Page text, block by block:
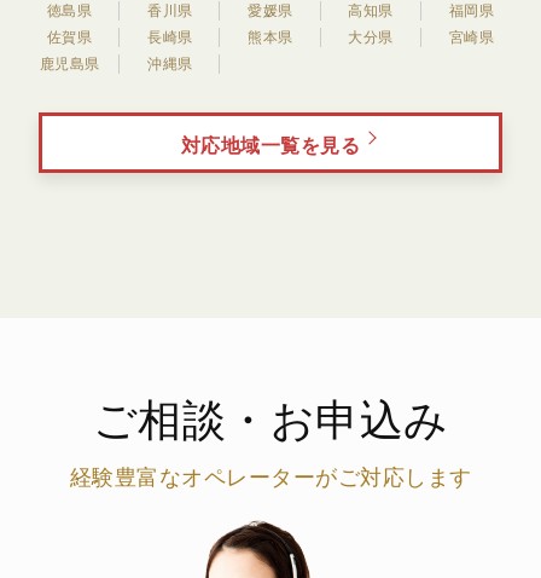
徳島県
香川県 愛媛県 高知県
福岡県
佐賀県
長崎県 熊本県 大分県
宮崎県
鹿児島県
沖縄県
対応地域一覧を見る
ご相談・お申込み
経験豊富なオペレーターがご対応します